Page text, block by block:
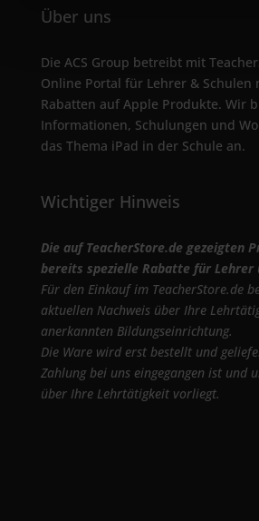
Über uns
Die ACS Group betreibt mit
Online Portal für Lehrer & Schulen
Rabatten auf Apple Produkte. Wir
Informationen, Schulungen und
das Thema iPad in der Schule an.
Wichtiger Hinweis
Die auf TeacherStore.de gezeigten
bereits spezielle Rabatte für Lehrer
Für den Einkauf im TeacherStore.de
aktuellen Nachweis über Ihre
anerkannten Bildungseinrichtung.
Die Ware wird erst bestellt und
Zahlung bei uns eingegangen ist und
über Ihre Lehrtätigkeit vorliegt.